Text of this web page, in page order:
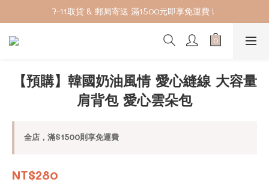
加入會員下單享2%回饋紅利 ❤❤
7-11取貨 & 郵局寄送 滿1500元即享免運費 !
【預購】韓國奶油風情 愛心縫線 大容量
肩背包 愛心雲朵包
全店，滿$1500則享免運費
NT$280